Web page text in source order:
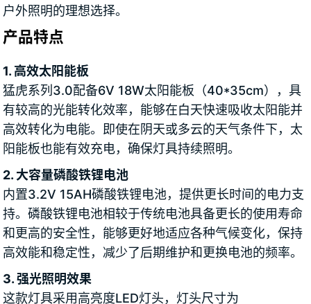
户外照明的理想选择。
产品特点
1. 高效太阳能板
猛虎系列3.0配备6V 18W太阳能板（40*35cm），具
有较高的光能转化效率，能够在白天快速吸收太阳能并
高效转化为电能。即使在阴天或多云的天气条件下，太
阳能板也能有效充电，确保灯具持续照明。
2. 大容量磷酸铁锂电池
内置3.2V 15AH磷酸铁锂电池，提供更长时间的电力支
持。磷酸铁锂电池相较于传统电池具备更长的使用寿命
和更高的安全性，能够更好地适应各种气候变化，保持
高效能和稳定性，减少了后期维护和更换电池的频率。
3. 强光照明效果
这款灯具采用高亮度LED灯头，灯头尺寸为